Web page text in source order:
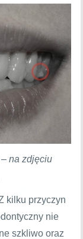
na zdjęciu
kilku przyczyn
nie
szkliwo oraz